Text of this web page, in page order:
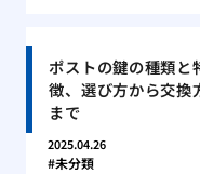
ポストの鍵の種類と
徴、選び方から交換
まで
2025.04.26
未分類